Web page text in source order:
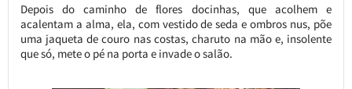
Depois do caminho de flores docinhas, que acolhem e
acalentam a alma, ela, com vestido de seda e ombros nus, põe
uma jaqueta de couro nas costas, charuto na mão e, insolente
que só, mete o pé na porta e invade o salão.